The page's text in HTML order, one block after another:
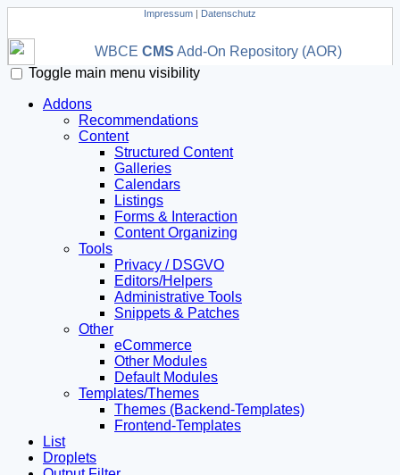
Impressum | Datenschutz
WBCE CMS Add-On Repository (AOR)
Toggle main menu visibility
Addons
Recommendations
Content
Structured Content
Galleries
Calendars
Listings
Forms & Interaction
Content Organizing
Tools
Privacy / DSGVO
Editors/Helpers
Administrative Tools
Snippets & Patches
Other
eCommerce
Other Modules
Default Modules
Templates/Themes
Themes (Backend-Templates)
Frontend-Templates
List
Droplets